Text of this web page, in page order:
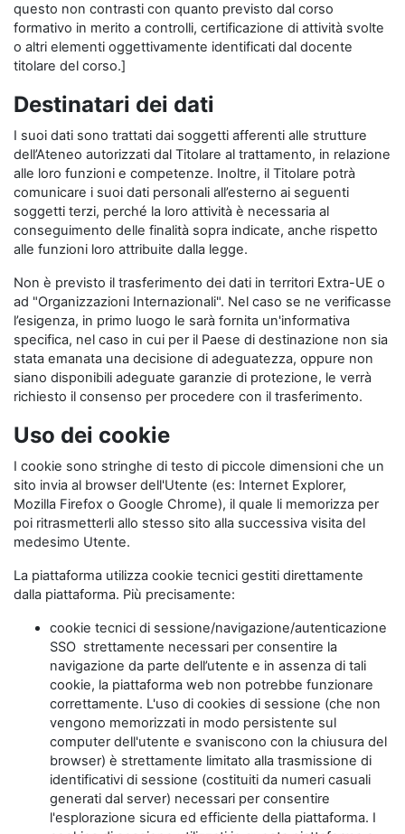
questo non contrasti con quanto previsto dal corso
formativo in merito a controlli, certificazione di attività svolte
o altri elementi oggettivamente identificati dal docente
titolare del corso.]
Destinatari dei dati
I suoi dati sono trattati dai soggetti afferenti alle strutture
dell’Ateneo autorizzati dal Titolare al trattamento, in relazione
alle loro funzioni e competenze. Inoltre, il Titolare potrà
comunicare i suoi dati personali all’esterno ai seguenti
soggetti terzi, perché la loro attività è necessaria al
conseguimento delle finalità sopra indicate, anche rispetto
alle funzioni loro attribuite dalla legge.
Non è previsto il trasferimento dei dati in territori Extra-UE o
ad "Organizzazioni Internazionali". Nel caso se ne verificasse
l’esigenza, in primo luogo le sarà fornita un'informativa
specifica, nel caso in cui per il Paese di destinazione non sia
stata emanata una decisione di adeguatezza, oppure non
siano disponibili adeguate garanzie di protezione, le verrà
richiesto il consenso per procedere con il trasferimento.
Uso dei cookie
I cookie sono stringhe di testo di piccole dimensioni che un
sito invia al browser dell'Utente (es: Internet Explorer,
Mozilla Firefox o Google Chrome), il quale li memorizza per
poi ritrasmetterli allo stesso sito alla successiva visita del
medesimo Utente.
La piattaforma utilizza cookie tecnici gestiti direttamente
dalla piattaforma. Più precisamente:
cookie tecnici di sessione/navigazione/autenticazione
SSO strettamente necessari per consentire la
navigazione da parte dell’utente e in assenza di tali
cookie, la piattaforma web non potrebbe funzionare
correttamente. L'uso di cookies di sessione (che non
vengono memorizzati in modo persistente sul
computer dell'utente e svaniscono con la chiusura del
browser) è strettamente limitato alla trasmissione di
identificativi di sessione (costituiti da numeri casuali
generati dal server) necessari per consentire
l'esplorazione sicura ed efficiente della piattaforma. I